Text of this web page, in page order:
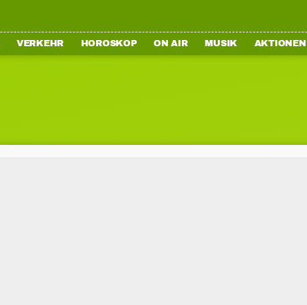
VERKEHR HOROSKOP ON AIR MUSIK AKTIONEN